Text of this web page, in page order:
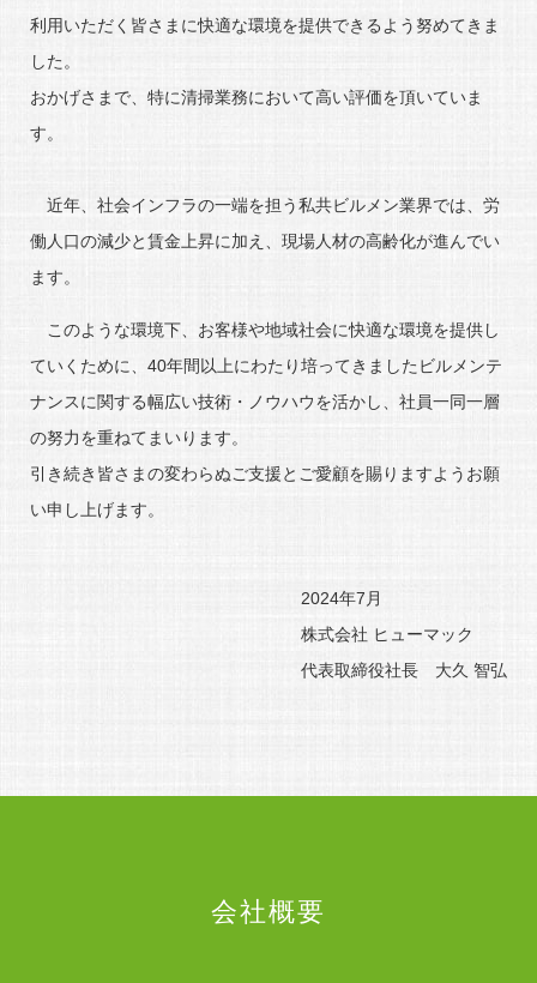
利用いただく皆さまに快適な環境を提供できるよう努めてきま
した。
おかげさまで、特に清掃業務において高い評価を頂いていま
す。
近年、社会インフラの一端を担う私共ビルメン業界では、労
働人口の減少と賃金上昇に加え、現場人材の高齢化が進んでい
ます。
このような環境下、お客様や地域社会に快適な環境を提供し
ていくために、40年間以上にわたり培ってきましたビルメンテ
ナンスに関する幅広い技術・ノウハウを活かし、社員一同一層
の努力を重ねてまいります。
引き続き皆さまの変わらぬご支援とご愛顧を賜りますようお願
い申し上げます。
2024年7月
株式会社 ヒューマック
代表取締役社長 大久 智弘
会社概要